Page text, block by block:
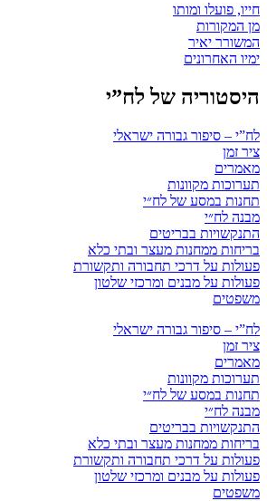
חייו, פועלו ומותו
מן המקורות
המשורר יאיר
ימיו האחרונים
היסטוריה של לח”י
לח”י – סיפור גבורה ישראלי
ציר זמן
מאמרים
תערוכות מקוונות
תחנות במסע של לח״י
מבנה לח״י
התנקשויות בבריטים
בריחות ממחנות מעצר ובתי כלא
פעולות על דרכי תחבורה ותקשורת
פעולות על מבנים ומרכזי שלטון
משפטים
לח”י – סיפור גבורה ישראלי
ציר זמן
מאמרים
תערוכות מקוונות
תחנות במסע של לח״י
מבנה לח״י
התנקשויות בבריטים
בריחות ממחנות מעצר ובתי כלא
פעולות על דרכי תחבורה ותקשורת
פעולות על מבנים ומרכזי שלטון
משפטים